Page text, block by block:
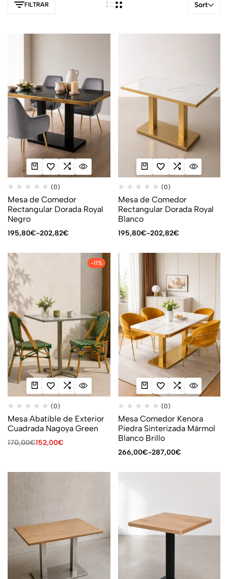
FILTRAR Sort
(0)
Mesa de Comedor
Rectangular Dorada Royal
Negro
195,80€-202,82€
(0)
Mesa de Comedor
Rectangular Dorada Royal
Blanco
195,80€-202,82€
-11%
(0)
Mesa Abatible de Exterior
Cuadrada Nagoya Green
170,00€152,00€
(0)
Mesa Comedor Kenora
Piedra Sinterizada Mármol
Blanco Brillo
266,00€-287,00€